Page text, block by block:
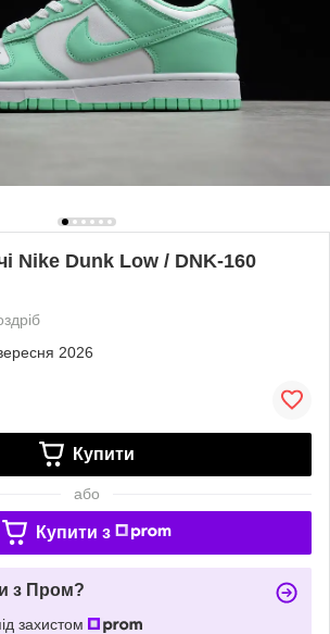
Nike Dunk Low / DNK-160
2026
Купити
або
Купити з
з Пром?
захистом